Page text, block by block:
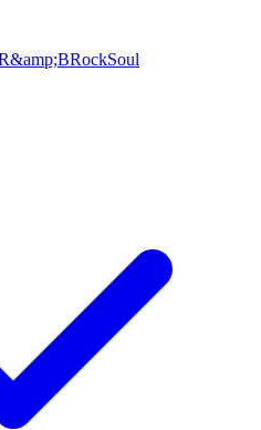
RockSoul